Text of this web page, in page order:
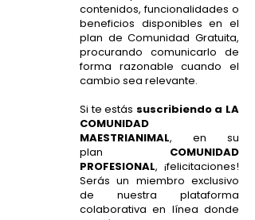
contenidos, funcionalidades o
beneficios disponibles en el
plan de Comunidad Gratuita,
procurando comunicarlo de
forma razonable cuando el
cambio sea relevante.
Si te estás suscribiendo a LA
COMUNIDAD
MAESTRIANIMAL, en su
plan COMUNIDAD
PROFESIONAL, ¡felicitaciones!
Serás un miembro exclusivo
de nuestra plataforma
colaborativa en línea donde